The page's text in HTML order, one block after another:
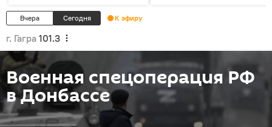
Вчера Сегодня К эфиру
г. Гагра 101.3
Военная спецоперация РФ
в Донбассе